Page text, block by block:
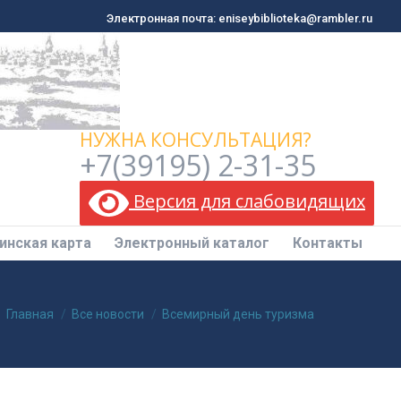
Электронная почта: eniseybiblioteka@rambler.ru
НУЖНА КОНСУЛЬТАЦИЯ?
+7(39195) 2-31-35
Версия для слабовидящих
карта Электронный каталог Контакты
Вы здесь:
Главная Все новости Всемирный день туризма
Электронная почта: eniseybiblioteka@rambler.ru
карта Электронный каталог